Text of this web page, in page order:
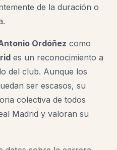
de la duración o
Ordóñez como
es un reconocimiento a
del club. Aunque los
ser escasos, su
colectiva de todos
Madrid y valoran su